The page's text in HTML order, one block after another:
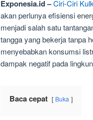
Exponesia.id –Ciri-Ciri
akan perlunya efisiensi
menjadi salah satu
tangga yang bekerja tanpa
menyebabkan konsumsi
dampak negatif pada
Baca cepat Buka